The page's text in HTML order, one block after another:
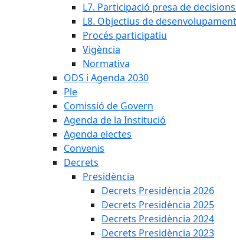
L7. Participació presa de
L8. Objectius de
Procés participatiu
Vigència
Normativa
ODS i Agenda 2030
Ple
Comissió de Govern
Agenda de la Institució
Agenda electes
Convenis
Decrets
Presidència
Decrets Presidència 2026
Decrets Presidència 2025
Decrets Presidència 2024
Decrets Presidència 2023